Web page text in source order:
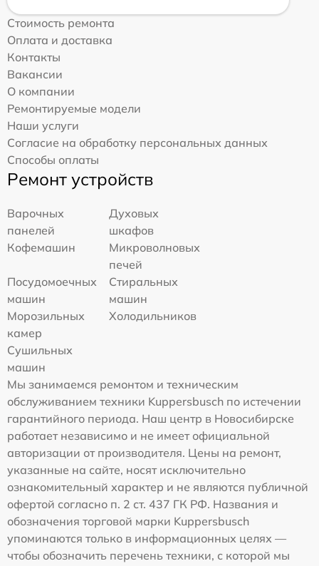
Стоимость ремонта
Оплата и доставка
Контакты
Вакансии
О компании
Ремонтируемые модели
Наши услуги
Согласие на обработку персональных данных
Способы оплаты
Ремонт устройств
Варочных
панелей
Духовых
шкафов
Кофемашин
Микроволновых
печей
Посудомоечных
машин
Стиральных
машин
Морозильных
камер
Холодильников
Сушильных
машин
Мы занимаемся ремонтом и техническим
обслуживанием техники Kuppersbusch по истечении
гарантийного периода. Наш центр в Новосибирске
работает независимо и не имеет официальной
авторизации от производителя. Цены на ремонт,
указанные на сайте, носят исключительно
ознакомительный характер и не являются публичной
офертой согласно п. 2 ст. 437 ГК РФ. Названия и
обозначения торговой марки Kuppersbusch
упоминаются только в информационных целях —
чтобы обозначить перечень техники, с которой мы